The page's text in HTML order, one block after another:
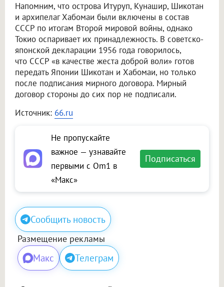
Напомним, что острова Итуруп, Кунашир, Шикотан
и архипелаг Хабомаи были включены в состав
СССР по итогам Второй мировой войны, однако
Токио оспаривает их принадлежность. В советско-
японской декларации 1956 года говорилось,
что СССР «в качестве жеста доброй воли» готов
передать Японии Шикотан и Хабомаи, но только
после подписания мирного договора. Мирный
договор стороны до сих пор не подписали.
Источник: 66.ru
Не пропускайте
важное — узнавайте
первыми с Om1 в
«Макс»
Подписаться
Сообщить новость
Размещение рекламы
Макс Телеграм